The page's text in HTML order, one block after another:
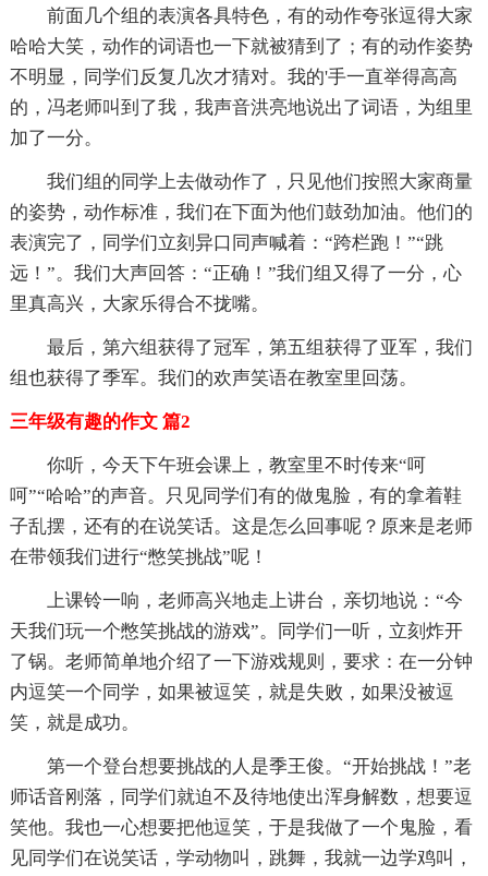
前面几个组的表演各具特色，有的动作夸张逗得大家
哈哈大笑，动作的词语也一下就被猜到了；有的动作姿势
不明显，同学们反复几次才猜对。我的'手一直举得高高
的，冯老师叫到了我，我声音洪亮地说出了词语，为组里
加了一分。
我们组的同学上去做动作了，只见他们按照大家商量
的姿势，动作标准，我们在下面为他们鼓劲加油。他们的
表演完了，同学们立刻异口同声喊着：“跨栏跑！”“跳
远！”。我们大声回答：“正确！”我们组又得了一分，心
里真高兴，大家乐得合不拢嘴。
最后，第六组获得了冠军，第五组获得了亚军，我们
组也获得了季军。我们的欢声笑语在教室里回荡。
三年级有趣的作文 篇2
你听，今天下午班会课上，教室里不时传来“呵
呵”“哈哈”的声音。只见同学们有的做鬼脸，有的拿着鞋
子乱摆，还有的在说笑话。这是怎么回事呢？原来是老师
在带领我们进行“憋笑挑战”呢！
上课铃一响，老师高兴地走上讲台，亲切地说：“今
天我们玩一个憋笑挑战的游戏”。同学们一听，立刻炸开
了锅。老师简单地介绍了一下游戏规则，要求：在一分钟
内逗笑一个同学，如果被逗笑，就是失败，如果没被逗
笑，就是成功。
第一个登台想要挑战的人是季王俊。“开始挑战！”老
师话音刚落，同学们就迫不及待地使出浑身解数，想要逗
笑他。我也一心想要把他逗笑，于是我做了一个鬼脸，看
见同学们在说笑话，学动物叫，跳舞，我就一边学鸡叫，